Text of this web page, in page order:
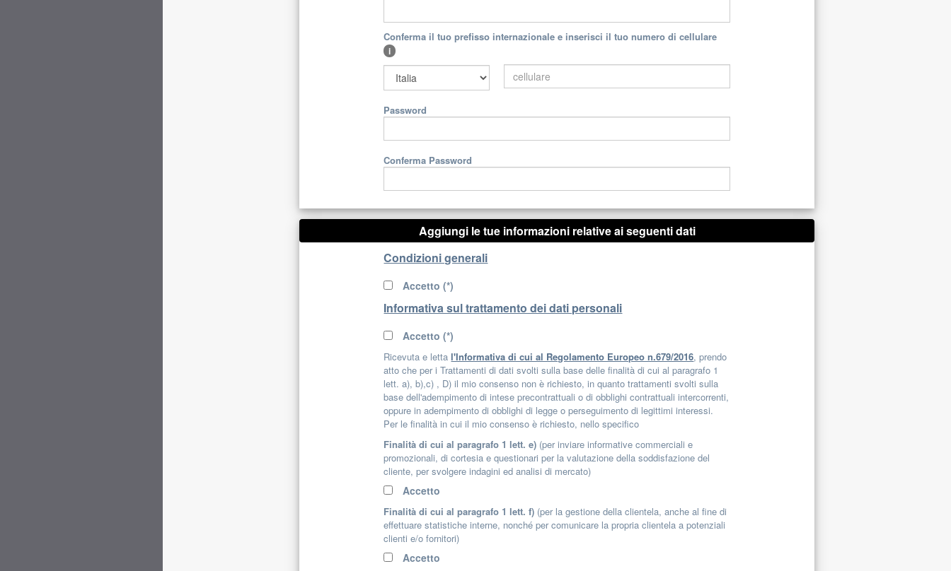
Conferma il tuo prefisso internazionale e inserisci il tuo numero di cellulare
i
Password
Conferma Password
Aggiungi le tue informazioni relative ai seguenti dati
Condizioni generali
Accetto (*)
Informativa sul trattamento dei dati personali
Accetto (*)
Ricevuta e letta l'Informativa di cui al Regolamento Europeo n.679/2016, prendo
atto che per i Trattamenti di dati svolti sulla base delle finalità di cui al paragrafo 1
lett. a), b),c) , D) il mio consenso non è richiesto, in quanto trattamenti svolti sulla
base dell'adempimento di intese precontrattuali o di obblighi contrattuali intercorrenti,
oppure in adempimento di obblighi di legge o perseguimento di legittimi interessi.
Per le finalità in cui il mio consenso è richiesto, nello specifico
Finalità di cui al paragrafo 1 lett. e) (per inviare informative commerciali e
promozionali, di cortesia e questionari per la valutazione della soddisfazione del
cliente, per svolgere indagini ed analisi di mercato)
Accetto
Finalità di cui al paragrafo 1 lett. f) (per la gestione della clientela, anche al fine di
effettuare statistiche interne, nonché per comunicare la propria clientela a potenziali
clienti e/o fornitori)
Accetto